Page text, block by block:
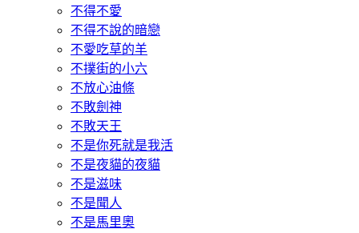
不得不愛
不得不說的暗戀
不愛吃草的羊
不撲街的小六
不放心油條
不敗劍神
不敗天王
不是你死就是我活
不是夜貓的夜貓
不是滋味
不是聞人
不是馬里奧